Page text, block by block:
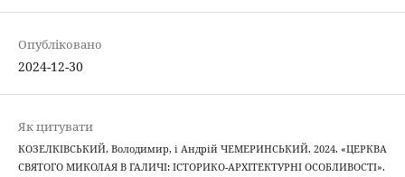
Опубліковано
2024-12-30
Як цитувати
КОЗЕЛКІВСЬКИЙ, Володимир, і Андрій ЧЕМЕРИНСЬКИЙ. 2024. «ЦЕРКВА
СВЯТОГО МИКОЛАЯ В ГАЛИЧІ: ІСТОРИКО-АРХІТЕКТУРНІ ОСОБЛИВОСТІ».